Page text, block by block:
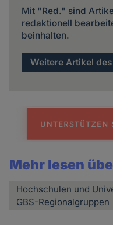
Mit "Red." sind
redaktionell
beinhalten.
Weitere Artikel
Mehr lesen
Hochschulen und
GBS-Regionalgruppen